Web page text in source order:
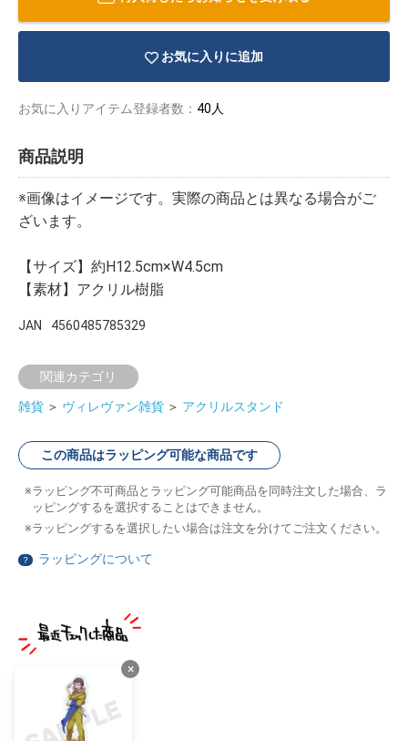
お気に入りに追加
お気に入りアイテム登録者数： 40人
商品説明
※画像はイメージです。実際の商品とは異なる場合がご
ざいます。
【サイズ】約H12.5cm×W4.5cm
【素材】アクリル樹脂
JAN 4560485785329
関連カテゴリ
雑貨 ＞ ヴィレヴァン雑貨 ＞ アクリルスタンド
この商品はラッピング可能な商品です
ラッピング不可商品とラッピング可能商品を同時注文した場合、ラ
ッピングするを選択することはできません。
ラッピングするを選択したい場合は注文を分けてご注文ください。
？ ラッピングについて
×
イラストレ
ーター
アダルトグ
ッズ